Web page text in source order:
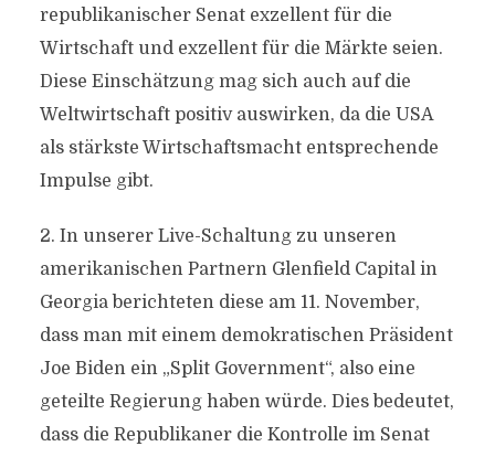
republikanischer Senat exzellent für die
Wirtschaft und exzellent für die Märkte seien.
Diese Einschätzung mag sich auch auf die
Weltwirtschaft positiv auswirken, da die USA
als stärkste Wirtschaftsmacht entsprechende
Impulse gibt.
2. In unserer Live-Schaltung zu unseren
amerikanischen Partnern Glenfield Capital in
Georgia berichteten diese am 11. November,
dass man mit einem demokratischen Präsident
Joe Biden ein „Split Government“, also eine
geteilte Regierung haben würde. Dies bedeutet,
dass die Republikaner die Kontrolle im Senat